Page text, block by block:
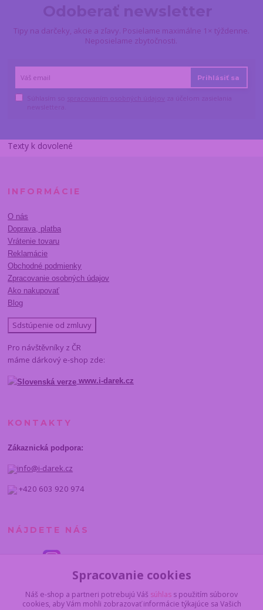
Tipy na darčeky, akcie a zľavy. Posielame maximálne 1× týždenne.
Neposielame zbytočnosti.
Prihlásiť sa
Texty k dovolené
INFORMÁCIE
O nás
Doprava, platba
Vrátenie tovaru
Reklamácie
Obchodné podmienky
Zpracovanie osobných údajov
Ako nakupovať
Blog
Sdstúpenie od zmluvy
Pro návštěvníky z ČR
máme dárkový e-shop zde:
www.i-darek.cz
KONTAKTY
Zákaznická podpora:
info@i-darek.cz
+420 603 920 974
NÁJDETE NÁS
Spracovanie cookies
Náš e-shop a partneri potrebujú Váš súhlas s použitím súborov
cookies, aby Vám mohli zobrazovať informácie týkajúce sa Vašich